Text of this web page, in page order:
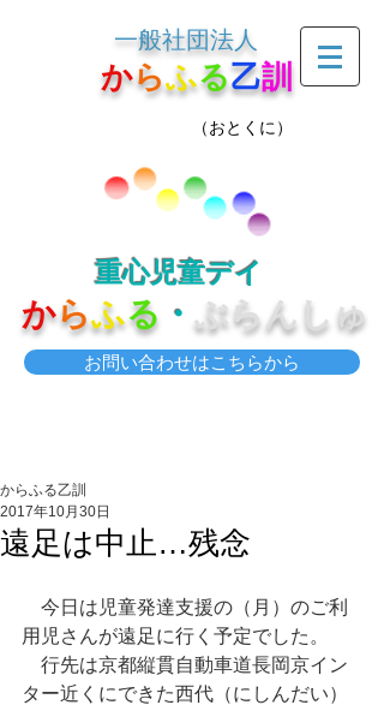
一般社団法人
からふる乙訓
（おとくに）
重心児童デイ
からふる ・ ぶらんしゅ
お問い合わせはこちらから
遠足は中止…残念
からふる乙訓
2017年10月30日
今日は児童発達支援の（月）のご利
用児さんが遠足に行く予定でした。
行先は京都縦貫自動車道長岡京イン
ター近くにできた西代（にしんだい）